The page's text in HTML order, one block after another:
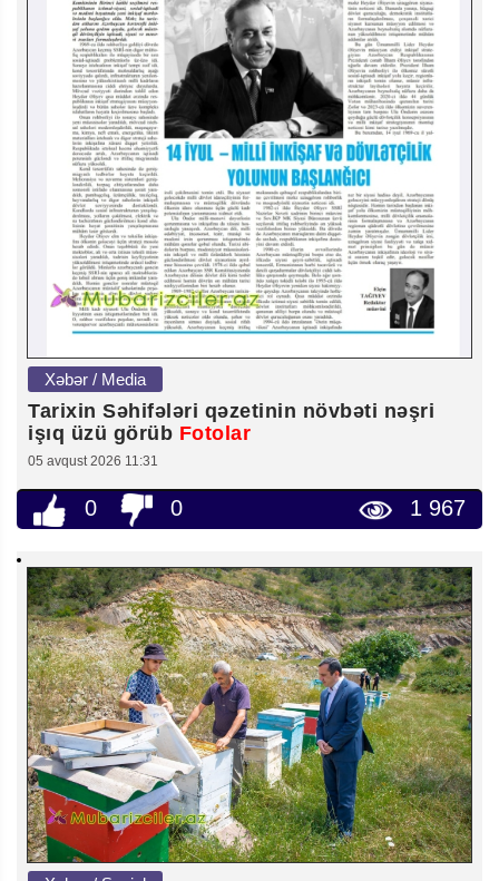
Xəbər / Media
Tarixin Səhifələri qəzetinin növbəti nəşri
işıq üzü görüb Fotolar
05 avqust 2026 11:31
0 0 1 967